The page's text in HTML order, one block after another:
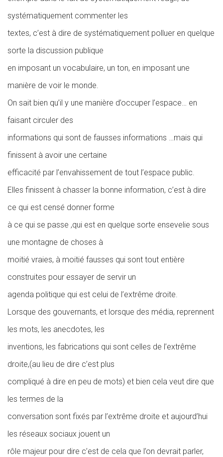
systématiquement commenter les
textes, c’est à dire de systématiquement polluer en quelque
sorte la discussion publique
en imposant un vocabulaire, un ton, en imposant une
manière de voir le monde.
On sait bien qu’il y une manière d’occuper l’espace… en
faisant circuler des
informations qui sont de fausses informations …mais qui
finissent à avoir une certaine
efficacité par l’envahissement de tout l’espace public.
Elles finissent à chasser la bonne information, c’est à dire
ce qui est censé donner forme
à ce qui se passe ,qui est en quelque sorte ensevelie sous
une montagne de choses à
moitié vraies, à moitié fausses qui sont tout entière
construites pour essayer de servir un
agenda politique qui est celui de l’extrême droite.
Lorsque des gouvernants, et lorsque des média, reprennent
les mots, les anecdotes, les
inventions, les fabrications qui sont celles de l’extrême
droite,(au lieu de dire c’est plus
compliqué à dire en peu de mots) et bien cela veut dire que
les termes de la
conversation sont fixés par l’extrême droite et aujourd’hui
les réseaux sociaux jouent un
rôle majeur pour dire c’est de cela que l’on devrait parler,